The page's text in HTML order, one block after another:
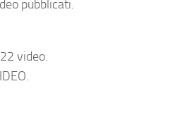
pubblicati.
video.